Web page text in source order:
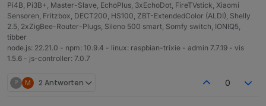
Pi4B, Pi3B+, Master-Slave, EchoPlus, 3xEchoDot, FireTVstick, Xiaomi
Sensoren, Fritzbox, DECT200, HS100, ZBT-ExtendedColor (ALDI), Shelly
2.5, 2xZigBee-Router-Plugs, Sileno 500 smart, Somfy switch, IONIQ5,
tibber
node.js: 22.21.0 - npm: 10.9.4 - linux: raspbian-trixie - admin 7.7.19 - vis
1.5.6 - js-controller: 7.0.7
? M 2 Antworten 0